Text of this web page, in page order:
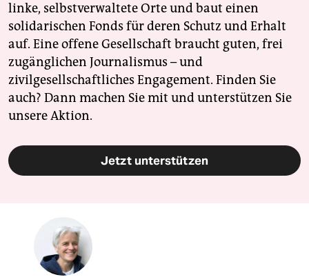
linke, selbstverwaltete Orte und baut einen
solidarischen Fonds für deren Schutz und Erhalt
auf. Eine offene Gesellschaft braucht guten, frei
zugänglichen Journalismus – und
zivilgesellschaftliches Engagement. Finden Sie
auch? Dann machen Sie mit und unterstützen Sie
unsere Aktion.
Jetzt unterstützen